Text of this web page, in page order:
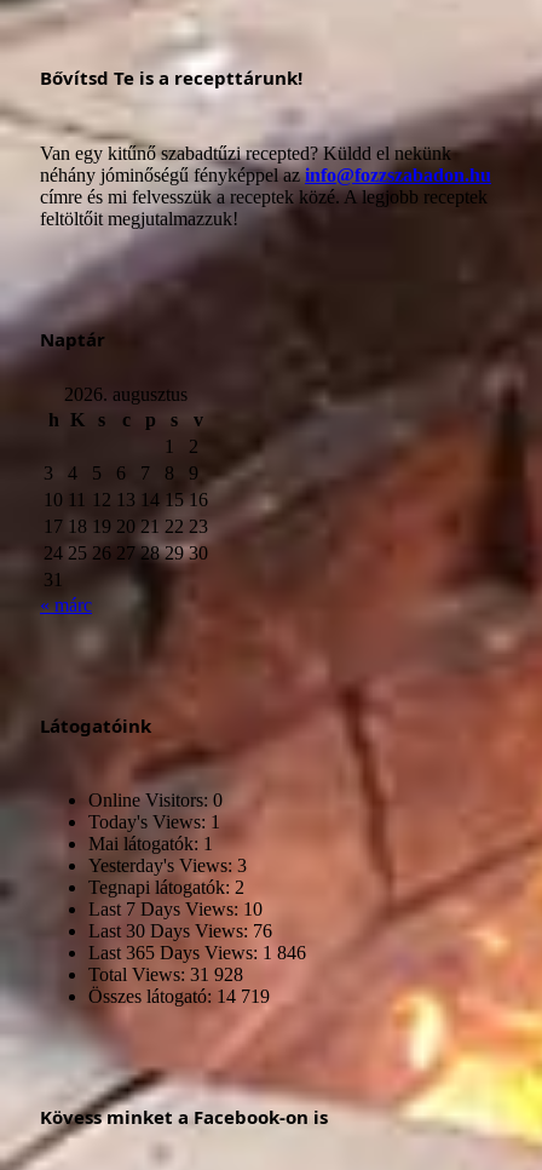
Bővítsd Te is a recepttárunk!
Van egy kitűnő szabadtűzi recepted? Küldd el nekünk
néhány jóminőségű fényképpel azinfo@fozzszabadon.hu
címre és mi felvesszük a receptek közé. A legjobb receptek
feltöltőit megjutalmazzuk!
Naptár
2026. augusztus
h K s c p s
v
1
2
3
4 5 6 7 8
9
10 11 12 13 14 15 16
17 18 19 20 21 22 23
24 25 26 27 28 29 30
31
« márc
Látogatóink
Online Visitors: 0
Today's Views: 1
Mai látogatók: 1
Yesterday's Views: 3
Tegnapi látogatók: 2
Last 7 Days Views: 10
Last 30 Days Views: 76
Last 365 Days Views: 1 846
Total Views: 31 928
Összes látogató: 14 719
Kövess minket a Facebook-on is